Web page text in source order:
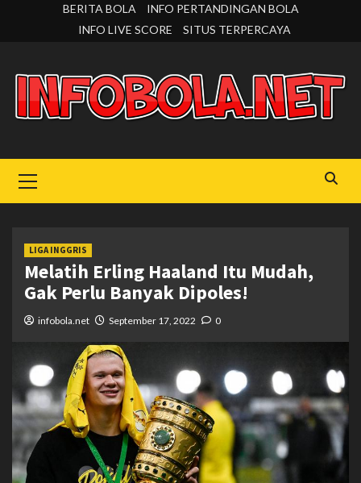
BERITA BOLA
INFO PERTANDINGAN BOLA
INFO LIVE SCORE
SITUS TERPERCAYA
Menu
LIGA INGGRIS
Melatih Erling Haaland Itu Mudah,
Gak Perlu Banyak Dipoles!
infobola.net September 17, 2022 0